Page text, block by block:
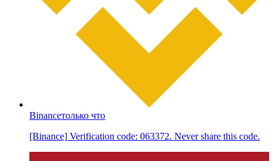
Binanceтолько что
[Binance] Verification code: 063372. Never share this code.